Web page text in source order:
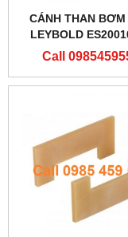
CÁNH THAN BƠM
LEYBOLD
Call